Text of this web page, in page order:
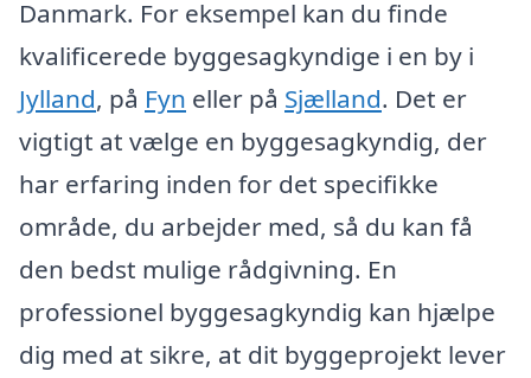
Danmark. For eksempel kan du finde
kvalificerede byggesagkyndige i en by i
Jylland, på Fyn eller på Sjælland. Det er
vigtigt at vælge en byggesagkyndig, der
har erfaring inden for det specifikke
område, du arbejder med, så du kan få
den bedst mulige rådgivning. En
professionel byggesagkyndig kan hjælpe
dig med at sikre, at dit byggeprojekt lever